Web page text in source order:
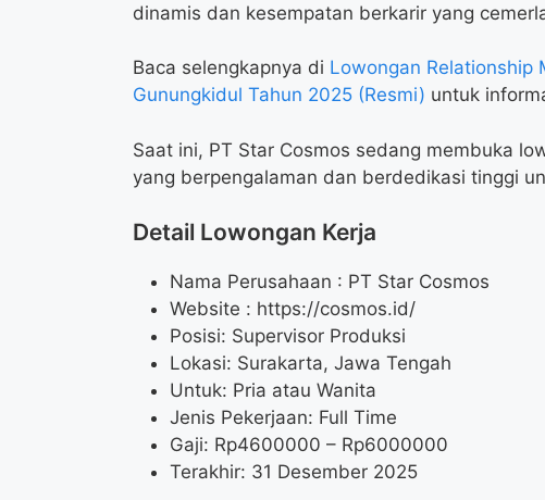
dinamis dan kesempatan berkarir yang
Baca selengkapnya di Lowongan Relationship
Gunungkidul Tahun 2025 (Resmi) untuk
Saat ini, PT Star Cosmos sedang membuka
yang berpengalaman dan berdedikasi tinggi
Detail Lowongan Kerja
Nama Perusahaan : PT Star Cosmos
Website : https://cosmos.id/
Posisi: Supervisor Produksi
Lokasi: Surakarta, Jawa Tengah
Untuk: Pria atau Wanita
Jenis Pekerjaan: Full Time
Gaji: Rp4600000 – Rp6000000
Terakhir: 31 Desember 2025